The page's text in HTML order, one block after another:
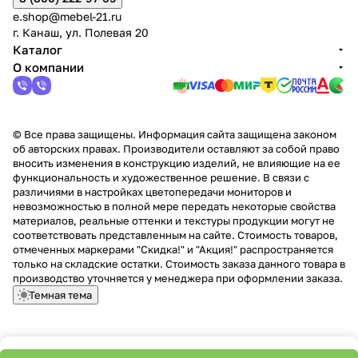
e.shop@mebel-21.ru
г. Канаш, ул. Полевая 20
Каталог
О компании
© Все права защищены. Информация сайта защищена законом
об авторских правах. Производители оставляют за собой право
вносить изменения в конструкцию изделий, не влияющие на ее
функциональность и художественное решение. В связи с
различиями в настройках цветопередачи мониторов и
невозможностью в полной мере передать некоторые свойства
материалов, реальные оттенки и текстуры продукции могут не
соответствовать представленным на сайте. Стоимость товаров,
отмеченных маркерами "Скидка!" и "Акция!" распространяется
только на складские остатки. Стоимость заказа данного товара в
производство уточняется у менеджера при оформлении заказа.
Темная тема